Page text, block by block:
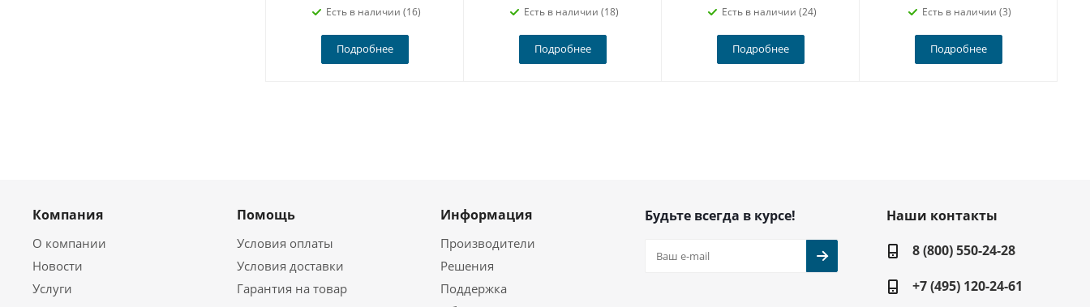
Есть в наличии (16)
Подробнее
Есть в наличии (18)
Подробнее
Есть в наличии (24)
Подробнее
Есть в наличии (3)
Подробнее
Компания
О компании
Новости
Услуги
Помощь
Условия оплаты
Условия доставки
Гарантия на товар
Информация
Производители
Решения
Поддержка
Будьте всегда в курсе!
Наши контакты
8 (800) 550-24-28
+7 (495) 120-24-61